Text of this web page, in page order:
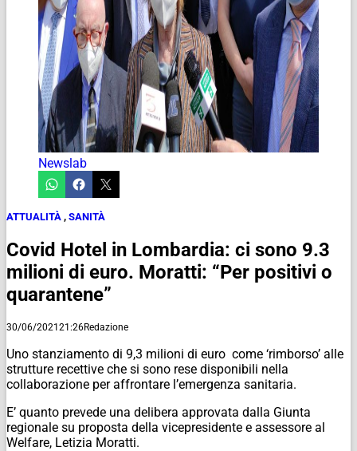
Newslab
ATTUALITÀ , SANITÀ
Covid Hotel in Lombardia: ci sono 9.3
milioni di euro. Moratti: “Per positivi o
quarantene”
30/06/202121:26Redazione
Uno stanziamento di 9,3 milioni di euro come ‘rimborso’ alle
strutture recettive che si sono rese disponibili nella
collaborazione per affrontare l’emergenza sanitaria.
E’ quanto prevede una delibera approvata dalla Giunta
regionale su proposta della vicepresidente e assessore al
Welfare, Letizia Moratti.